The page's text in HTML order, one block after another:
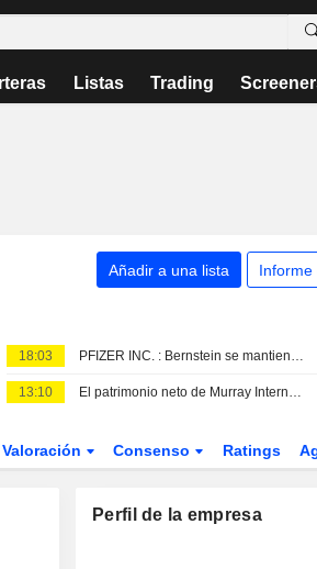
Listas Trading
Añadir a una lista Informe
18:03 PFIZER INC. : Bernstein se mantiene neutral sin recomendación.
13:10 El patrimonio neto de Murray International crece, pero su rentabilidad queda por debajo del índice de referencia
Valoración Consenso Ratings
Perfil de la empresa